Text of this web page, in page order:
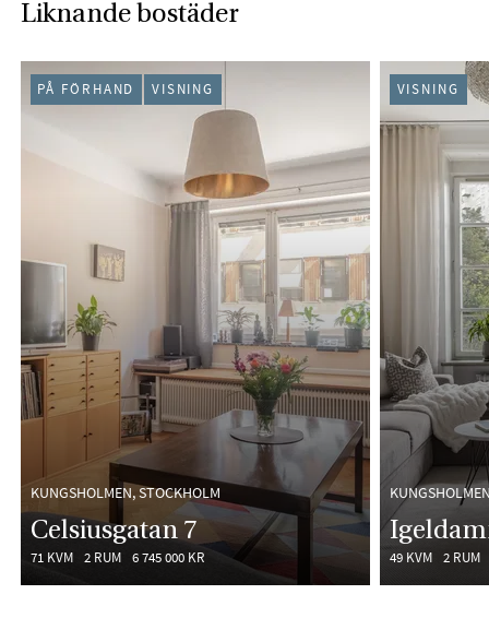
Liknande bostäder
KUNGSHOLMEN, STOCKHOLM
Celsiusgatan 7
71 KVM 2 RUM 6 745 000 KR
PÅ FÖRHAND VISNING
49 KVM 2 RUM
VISNING